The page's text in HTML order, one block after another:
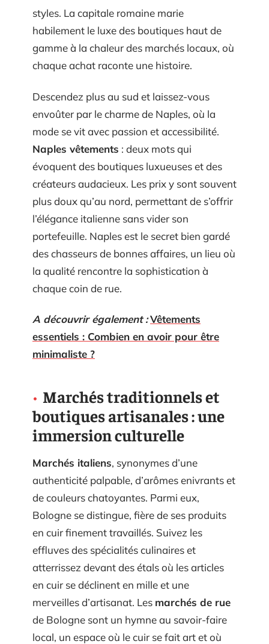
styles. La capitale romaine marie
habilement le luxe des boutiques haut de
gamme à la chaleur des marchés locaux, où
chaque achat raconte une histoire.
Descendez plus au sud et laissez-vous
envoûter par le charme de Naples, où la
mode se vit avec passion et accessibilité.
Naples vêtements : deux mots qui
évoquent des boutiques luxueuses et des
créateurs audacieux. Les prix y sont souvent
plus doux qu’au nord, permettant de s’offrir
l’élégance italienne sans vider son
portefeuille. Naples est le secret bien gardé
des chasseurs de bonnes affaires, un lieu où
la qualité rencontre la sophistication à
chaque coin de rue.
A découvrir également :Vêtements
essentiels : Combien en avoir pour être
minimaliste ?
Marchés traditionnels et
boutiques artisanales : une
immersion culturelle
Marchés italiens, synonymes d’une
authenticité palpable, d’arômes enivrants et
de couleurs chatoyantes. Parmi eux,
Bologne se distingue, fière de ses produits
en cuir finement travaillés. Suivez les
effluves des spécialités culinaires et
atterrissez devant des étals où les articles
en cuir se déclinent en mille et une
merveilles d’artisanat. Les marchés de rue
de Bologne sont un hymne au savoir-faire
local, un espace où le cuir se fait art et où